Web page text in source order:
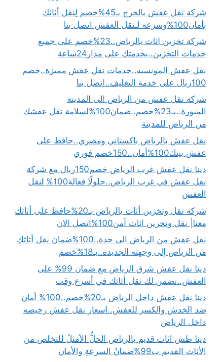
شركة نقل عفش بالخرج بـ45%خصم لِنقل أثاثك
بِأمان100%وسرعه لـنقل العفش اتصل بنا
شركة تخزين اثاث بالرياض..23%خصم على جميع
خدمات التخزين..بخدمتك على مدار24ساعة
نقل عفش المونسيه..خدمات نقل عفش مميزة..خصم
100ريال على خدمة التغليف..اتصل بنا
شركة نقل عفش من الرياض الى المدينة
المنورة..بـ23%خصم..ضمان100%لسلامة نقل عفشك
من الرياض للمدينة
نقل عفش بالرياض باكستاني ومصري..حافظ على
عفش بيتك100%أمان..150خصم فوري
دينا نقل عفش غرب الرياض خصم150ريال مع شركة
نقل عفش في غرب الرياض..حلولًا فعالة100% لنقل
العفش
شركة نقل وتخزين أثاث بالرياض بـ20%حافظ على أثاثك
معنا| نقل وتخزين اثاث آمن100%اتصل الان
نقل عفش من الرياض الى جدة..100%ضمان نقل أثاثك
من الرياض إلى وجهته الجديدة..بـ18%خصم
دينا نقل عفش شرق الرياض مع ضمان 99% على
العفش..نضمن لك نقل أثاثك في أسرع وقت
دينا نقل عفش داخل الرياض بـ20%خصم..100% أمان
ضد الخدش والكسر للعفش..اسعار نقل عفش رخيصة
داخل الرياض
دينا طش اثاث قديم بالرياض الحلُّ الأمثلُ للتخلص من
الأثاث القديم ب99%ضمانُ السرعةِ والأمان